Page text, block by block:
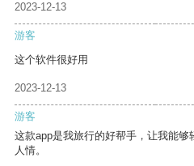
2023-12-13
游客
这个软件很好用
2023-12-13
游客
这款app是我旅行的好帮手，让我能
人情。